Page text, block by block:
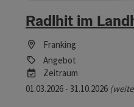
Radlhit im
Franking
Angebot
Zeitraum
01.03.2026 - 31.10.2026